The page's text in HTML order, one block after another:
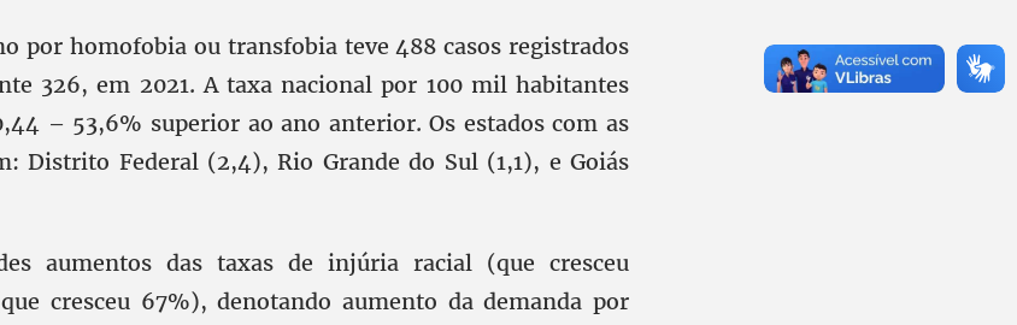
por homofobia ou transfobia teve 488 casos registrados
326, em 2021. A taxa nacional por 100 mil habitantes
– 53,6% superior ao ano anterior. Os estados com as
Distrito Federal (2,4), Rio Grande do Sul (1,1), e Goiás
aumentos das taxas de injúria racial (que cresceu
cresceu 67%), denotando aumento da demanda por